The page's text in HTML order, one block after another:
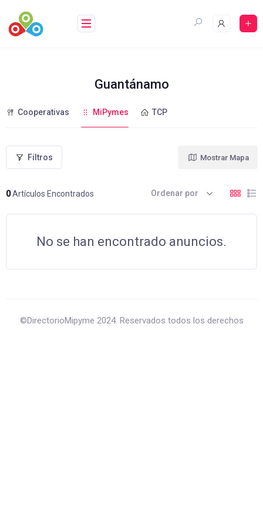
contenido
Guantánamo
Cooperativas MiPymes TCP
Filtros
0Artículos Encontrados
Mostrar Mapa
Ordenar por
No se han encontrado anuncios.
©DirectorioMipyme 2024. Reservados todos los derechos